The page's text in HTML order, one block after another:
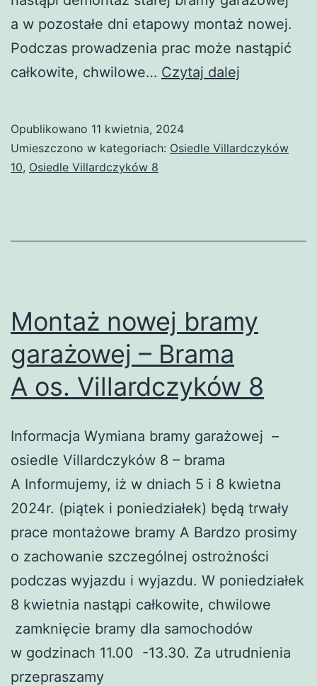
a w pozostałe dni etapowy montaż nowej.
Podczas prowadzenia prac może nastąpić
całkowite, chwilowe… Czytaj dalej
bramy
8
Opublikowano 11 kwietnia, 2024
Umieszczono w kategoriach: Osiedle Villardczyków
10, Osiedle Villardczyków 8
Montaż nowej bramy
garażowej – Brama
A os. Villardczyków 8
Informacja Wymiana bramy garażowej –
osiedle Villardczyków 8 – brama
A Informujemy, iż w dniach 5 i 8 kwietna
2024r. (piątek i poniedziałek) będą trwały
prace montażowe bramy A Bardzo prosimy
o zachowanie szczególnej ostrożności
podczas wyjazdu i wyjazdu. W poniedziałek
8 kwietnia nastąpi całkowite, chwilowe
zamknięcie bramy dla samochodów
w godzinach 11.00 -13.30. Za utrudnienia
przepraszamy